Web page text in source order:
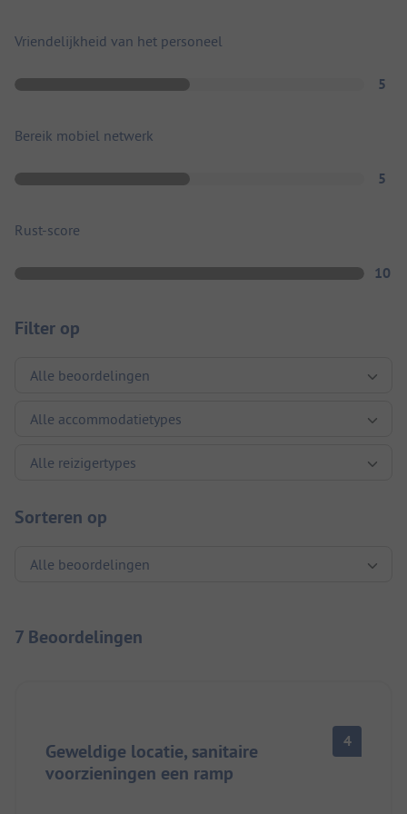
Vriendelijkheid van het personeel
5
Bereik mobiel netwerk
5
Rust-score
10
Filter op
Sorteren op
7 Beoordelingen
Geweldige locatie, sanitaire
voorzieningen een ramp
4